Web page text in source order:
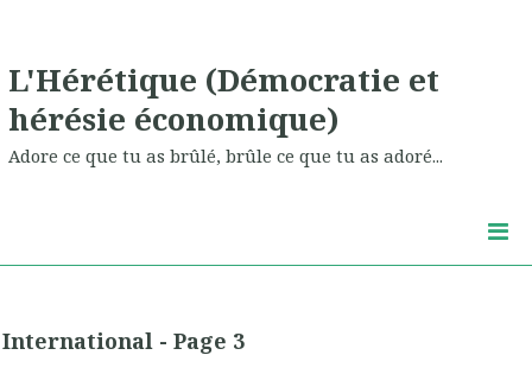
L'Hérétique (Démocratie et
hérésie économique)
Adore ce que tu as brûlé, brûle ce que tu as adoré...
International - Page 3